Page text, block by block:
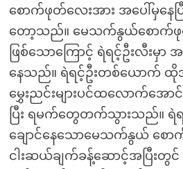
စောက်ဖုတ်လေးအား အပေါ်မှန
တော့သည်။ မေသက်နွယ်စောက်ဖုတ်
ဖြစ်သောကြောင့် ရဲရင့်ဦးလီးမှာ အ
နေသည်။ ရဲရင့်ဦးတစ်ယောက် ထို
မွှေးညင်းများပင်ထလောက်အော
ပြီး ရမက်တွေတက်သွားသည်။ ရဲရင့်
ချောင်နေသောမေသက်နွယ် စေ
ငါးဆယ်ချက်ခန့်ဆောင့်အပြီး